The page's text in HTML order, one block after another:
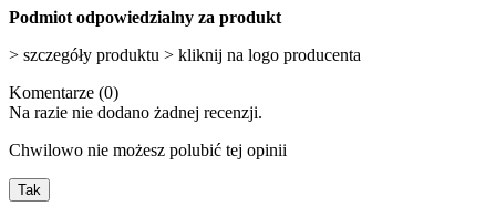
Podmiot odpowiedzialny za produkt
> szczegóły produktu > kliknij na logo producenta
Komentarze (0)
Na razie nie dodano żadnej recenzji.
Chwilowo nie możesz polubić tej opinii
Tak